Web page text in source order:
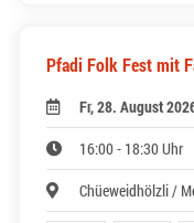
Pfadi Folk Fest mit
Fr, 28. August
16:00 - 18:30 Uhr
Chüeweidhölzli /